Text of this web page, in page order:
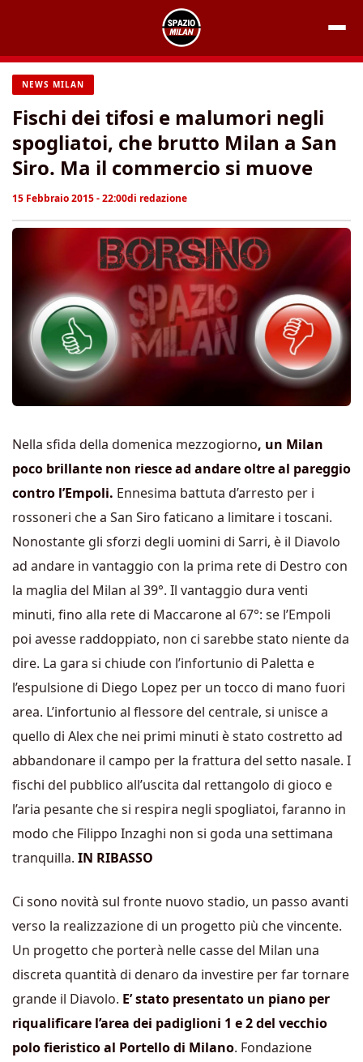
contenuto
NEWS MILAN
Fischi dei tifosi e malumori negli
spogliatoi, che brutto Milan a San
Siro. Ma il commercio si muove
15 Febbraio 2015 - 22:00di redazione
Nella sfida della domenica mezzogiorno, un Milan
poco brillante non riesce ad andare oltre al pareggio
contro l’Empoli. Ennesima battuta d’arresto per i
rossoneri che a San Siro faticano a limitare i toscani.
Nonostante gli sforzi degli uomini di Sarri, è il Diavolo
ad andare in vantaggio con la prima rete di Destro con
la maglia del Milan al 39°. Il vantaggio dura venti
minuti, fino alla rete di Maccarone al 67°: se l’Empoli
poi avesse raddoppiato, non ci sarebbe stato niente da
dire. La gara si chiude con l’infortunio di Paletta e
l’espulsione di Diego Lopez per un tocco di mano fuori
area. L’infortunio al flessore del centrale, si unisce a
quello di Alex che nei primi minuti è stato costretto ad
abbandonare il campo per la frattura del setto nasale. I
fischi del pubblico all’uscita dal rettangolo di gioco e
l’aria pesante che si respira negli spogliatoi, faranno in
modo che Filippo Inzaghi non si goda una settimana
tranquilla. IN RIBASSO
Ci sono novità sul fronte nuovo stadio, un passo avanti
verso la realizzazione di un progetto più che vincente.
Un progetto che porterà nelle casse del Milan una
discreta quantità di denaro da investire per far tornare
grande il Diavolo. E’ stato presentato un piano per
riqualificare l’area dei padiglioni 1 e 2 del vecchio
polo fieristico al Portello di Milano. Fondazione